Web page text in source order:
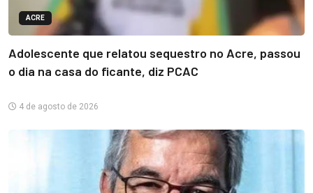
ACRE
Adolescente que relatou sequestro no Acre, passou
o dia na casa do ficante, diz PCAC
4 de agosto de 2026